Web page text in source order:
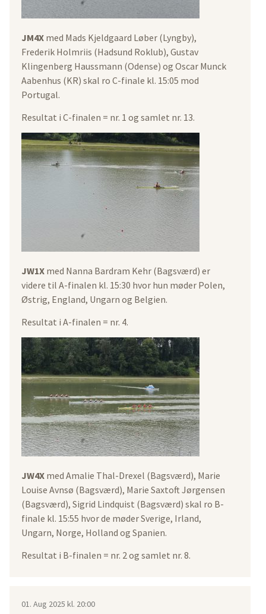
JM4X med Mads Kjeldgaard Løber (Lyngby),
Frederik Holmriis (Hadsund Roklub), Gustav
Klingenberg Haussmann (Odense) og Oscar Munck
Aabenhus (KR) skal ro C-finale kl. 15:05 mod
Portugal.
Resultat i C-finalen = nr. 1 og samlet nr. 13.
JW1X med Nanna Bardram Kehr (Bagsværd) er
videre til A-finalen kl. 15:30 hvor hun møder Polen,
Østrig, England, Ungarn og Belgien.
Resultat i A-finalen = nr. 4.
JW4X med Amalie Thal-Drexel (Bagsværd), Marie
Louise Avnsø (Bagsværd), Marie Saxtoft Jørgensen
(Bagsværd), Sigrid Lindquist (Bagsværd) skal ro B-
finale kl. 15:55 hvor de møder Sverige, Irland,
Ungarn, Norge, Holland og Spanien.
Resultat i B-finalen = nr. 2 og samlet nr. 8.
01. Aug 2025 kl. 20:00